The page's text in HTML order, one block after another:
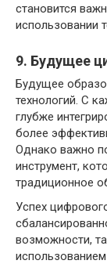
становится
использовании
9. Будущее
Будущее
технологий. С
глубже
более
Однако важно
инструмент,
традиционное
Успех
возможности,